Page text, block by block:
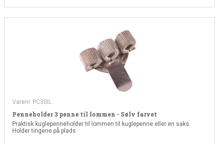
Varenr. PC3SIL
Penneholder 3 penne til lommen - Sølv farvet
Praktisk kuglepenneholder til lommen til kuglepenne eller en saks.
Holder tingene på plads